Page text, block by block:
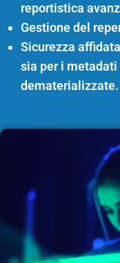
reportistica
Gestione del
Sicurezza
sia per i
dematerializzate.